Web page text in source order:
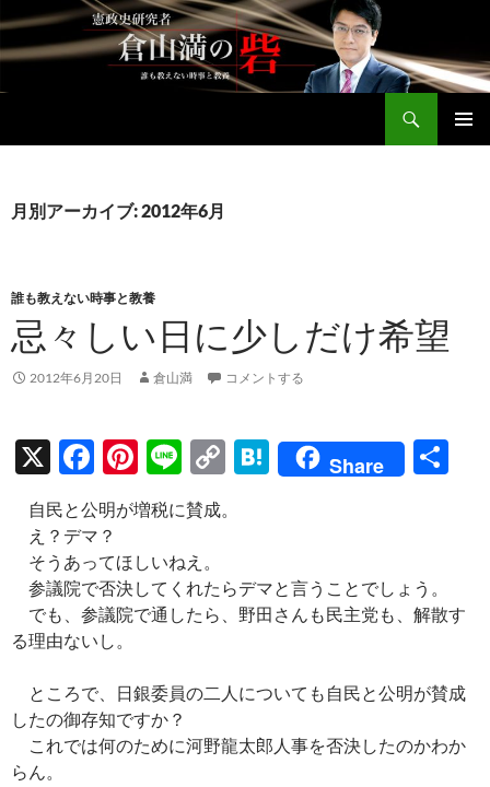
テ
ン
へ
ッ
月別アーカイブ: 2012年6月
誰も教えない時事と教養
忌々しい日に少しだけ希望
2012年6月20日 倉山満 コメントする
X
F
ac
e
b
o
o
Pi
nt
er
es
t
Li
n
e
C
p
Li
n
H
a
Share
自民と公明が増税に賛成。
え？デマ？
そうあってほしいねえ。
参議院で否決してくれたらデマと言うことでしょう。
でも、参議院で通したら、野田さんも民主党も、解散す
る理由ないし。
ところで、日銀委員の二人についても自民と公明が賛成
したの御存知ですか？
これでは何のために河野龍太郎人事を否決したのかわか
らん。